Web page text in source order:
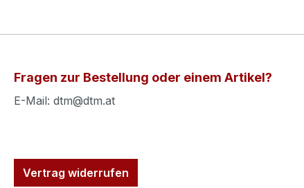
Fragen zur Bestellung oder einem Artikel?
E-Mail: dtm@dtm.at
Vertrag widerrufen